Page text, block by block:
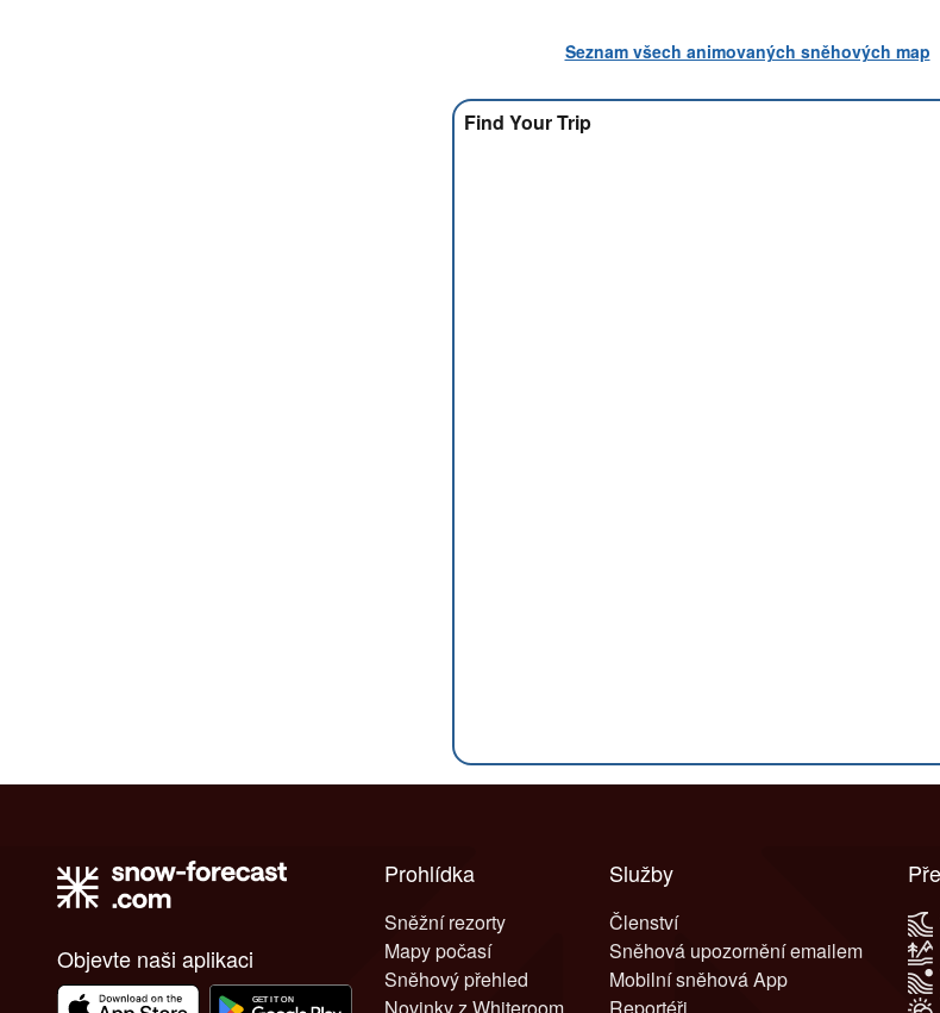
Seznam všech animovaných sněhových map
Find Your Trip
Objevte naši aplikaci
Prohlídka
Sněžní rezorty
Mapy počasí
Sněhový přehled
Služby
Členství
Sněhová upozornění emailem
Mobilní sněhová App